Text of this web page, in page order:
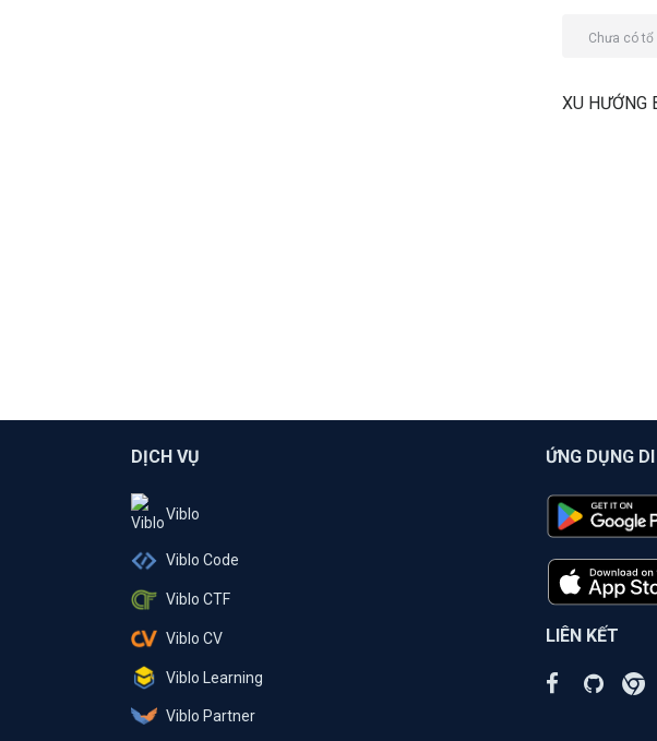
Chưa có
XU HƯỚNG
DỊCH VỤ
Viblo
Viblo Code
Viblo CTF
Viblo CV
Viblo Learning
Viblo Partner
ỨNG DỤNG
LIÊN KẾT